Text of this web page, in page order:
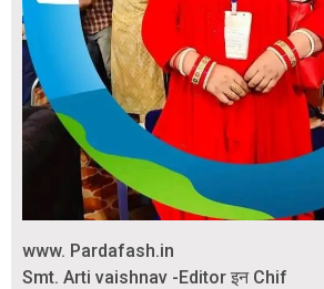
www. Pardafash.in
Smt. Arti vaishnav -Editor इन Chif